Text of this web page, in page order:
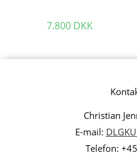
7.800 DKK
Christian
E-mail:
Telefon: